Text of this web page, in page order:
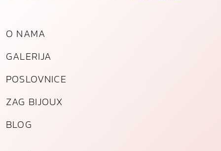
O NAMA
GALERIJA
POSLOVNICE
ZAG BIJOUX
BLOG